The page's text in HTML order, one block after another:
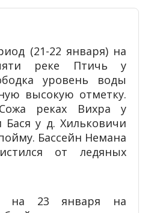
(21-22 января) на
реке Птичь у
уровень воды
высокую отметку.
реках Вихра у
Бася у д. Хильковичи
Бассейн Немана
от ледяных
на 23 января на